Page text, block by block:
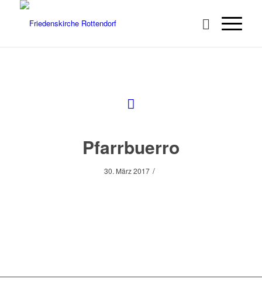
Pfarrbuerro
30. März 2017 /